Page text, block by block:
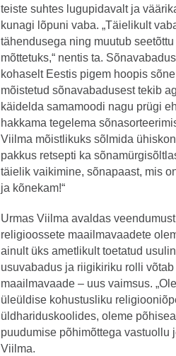
teiste suhtes lugupidavalt ja
kunagi lõpuni vaba. „Täielikult
tähendusega ning muutub
mõttetuks,“ nentis ta.
kohaselt Eestis pigem hoopis
mõistetud sõnavabadusest tekib
käidelda samamoodi nagu prügi
hakkama tegelema
Viilma mõistlikuks sõlmida
pakkus retsepti ka
täielik vaikimine, sõnapaast, mis
ja kõnekam!“
Urmas Viilma avaldas
religioossete maailmavaadete
ainult üks ametlikult toetatud
usuvabadus ja riigikiriku rolli
maailmavaade – uus vaimsus.
üleüldise kohustusliku
üldhariduskoolides, oleme
puudumise põhimõttega vastuollu
Viilma.